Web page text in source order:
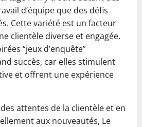
d’équipe que des défis
Cette variété est un facteur
clientèle diverse et engagée.
“jeux d’enquête”
succès, car elles stimulent
et offrent une expérience
attentes de la clientèle et en
aux nouveautés, Le